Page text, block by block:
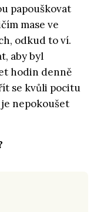
papouškovat
mase ve
odkud to ví.
aby byl
hodin denně
se kvůli pocitu
nepokoušet